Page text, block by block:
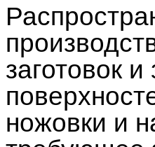
заготовок
ножовки и